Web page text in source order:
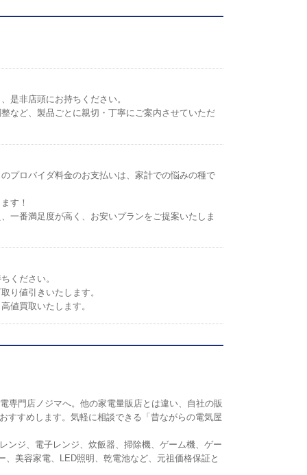
是非店頭にお持ちください。
など、製品ごとに親切・丁寧にご案内させていただ
プロバイダ料金のお支払いは、家計での悩みの種で
す！
一番満足度が高く、お安いプランをご提案いたしま
ください。
り値引きいたします。
値買取いたします。
専門店ノジマへ。他の家電量販店とは違い、自社の販
すすめします。気軽に相談できる「昔ながらの電気屋
ンジ、電子レンジ、炊飯器、掃除機、ゲーム機、ゲー
美容家電、LED照明、乾電池など、元祖価格保証と